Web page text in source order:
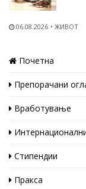
06.08.2026 ЖИВОТ
Почетна
Препорачани
Вработување
Стипендии
Пракса